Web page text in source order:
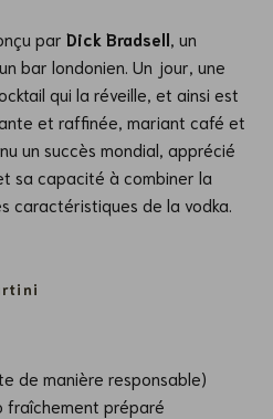
parDick Bradsell, un
bar londonien. Un jour, une
qui la réveille, et ainsi est
et raffinée, mariant café et
un succès mondial, apprécié
sa capacité à combiner la
caractéristiques de la vodka.
de manière responsable)
fraîchement préparé